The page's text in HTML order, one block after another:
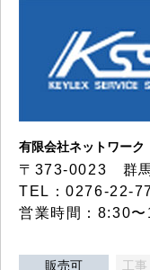
有限会社ネットワーク
〒373-0023 群
TEL：0276-22-
営業時間：8:30
販売可 工